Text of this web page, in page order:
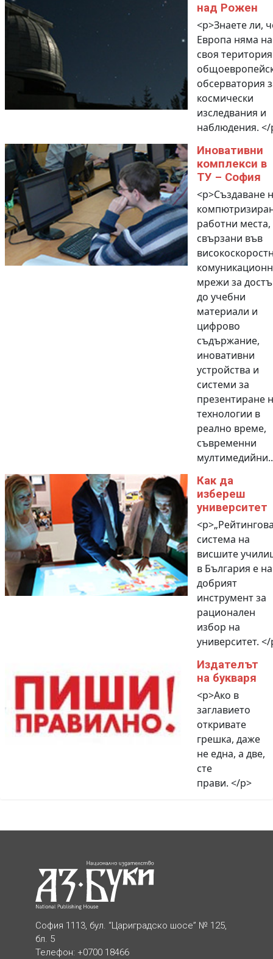
над Рожен
<p>Знаете ли,
Европа няма на
своя територия
обсерватория
космически
изследвания и
наблюдения. </
Иновативни
комплекси в
ТУ – София
<p>Създаване
работни места,
свързани във
мрежи за
до учебни
материали и
цифрово
съдържание,
иновативни
устройства и
системи за
презентиране
технологии в
реално време,
съвременни
Как да
избереш
университет
система на
висшите
в България е
добрият
инструмент за
рационален
избор на
университет.
Издателът
на букваря
<p>Ако в
заглавието
откривате
грешка, даже
не една, а две,
сте
прави. </p>
София 1113, бул. “Цариградско шосе” № 125,
бл. 5
Телефон: +0700 18466